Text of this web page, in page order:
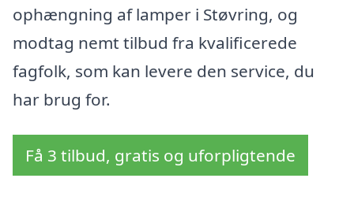
ophængning af lamper i Støvring, og
modtag nemt tilbud fra kvalificerede
fagfolk, som kan levere den service, du
har brug for.
Få 3 tilbud, gratis og uforpligtende